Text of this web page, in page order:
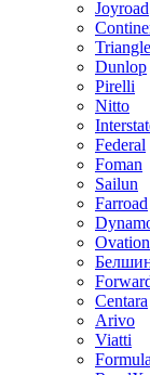
Joyroad
Triangle
Dunlop
Pirelli
Nitto
Federal
Foman
Sailun
Farroad
Ovation
Centara
Arivo
Viatti
Formula